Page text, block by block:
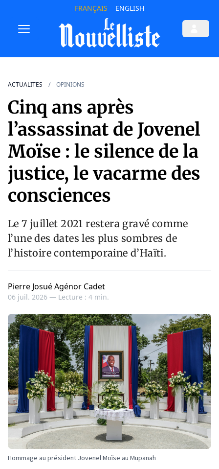
FRANÇAIS ENGLISH
ACTUALITES OPINIONS
Cinq ans après
l’assassinat de Jovenel
Moïse : le silence de la
justice, le vacarme des
consciences
Le 7 juillet 2021 restera gravé comme
l’une des dates les plus sombres de
l’histoire contemporaine d’Haïti.
Pierre Josué Agénor Cadet
06 juil. 2026 — Lecture : 4 min.
Hommage au président Jovenel Moïse au Mupanah